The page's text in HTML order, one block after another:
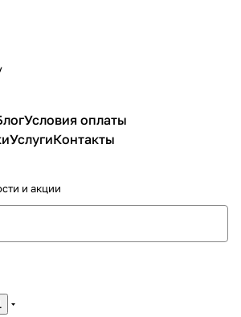
Условия оплаты
УслугиКонтакты
и акции